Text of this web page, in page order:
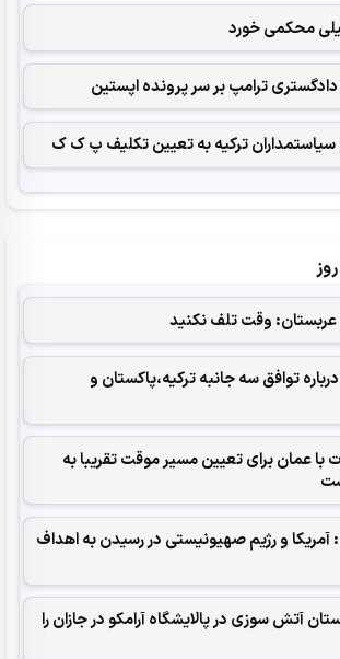
محکمی خورد
ترامپ بر سر پرونده اپستین
ترکیه به تعیین تکلیف پ ک ک
وقت تلف نکنید
توافق سه جانبه ترکیه،پاکستان و
با عمان برای تعیین مسیر موقت تقریبا به
آمریکا و رژیم صهیونیستی در رسیدن به اهداف
آتش سوزی در پالایشگاه آرامکو در جازان را